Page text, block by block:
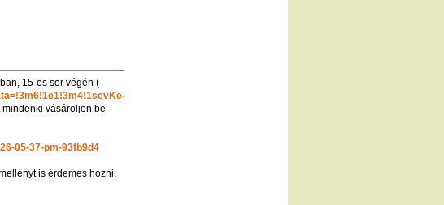
15-ös sor végén (
vásároljon be
05-37-pm-93fb9d4
is érdemes hozni,